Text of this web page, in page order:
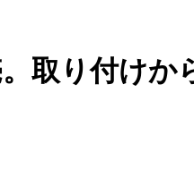
取り付けか